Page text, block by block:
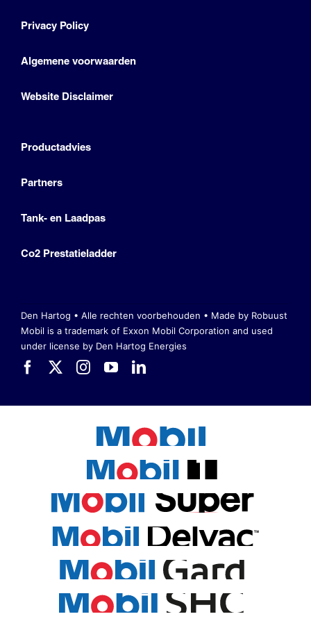
Privacy Policy
Algemene voorwaarden
Website Disclaimer
Productadvies
Partners
Tank- en Laadpas
Co2 Prestatieladder
Den Hartog • Alle rechten voorbehouden • Made by Robuust
Mobil is a trademark of Exxon Mobil Corporation and used
under license by Den Hartog Energies